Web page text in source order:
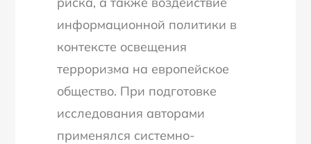
информационной политики в
контексте освещения
терроризма на европейское
общество. При подготовке
исследования авторами
применялся системно-